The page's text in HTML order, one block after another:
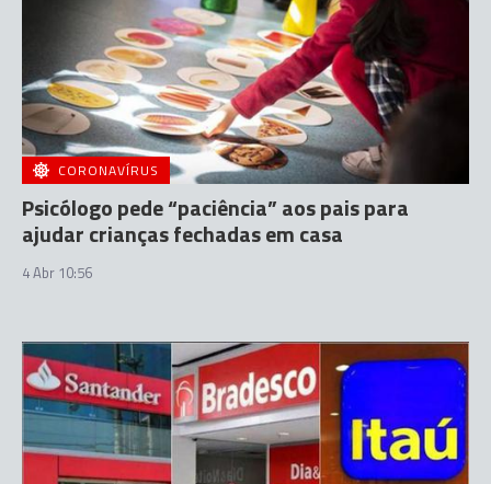
CORONAVÍRUS
Psicólogo pede “paciência” aos pais para
ajudar crianças fechadas em casa
4 Abr 10:56